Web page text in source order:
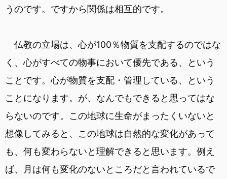
うのです。ですから関係は相互的です。
仏教の立場は、心が100％物質を支配するのではな
く、心がすべての物事において優先である、という
ことです。心が物質を支配・管理している、という
ことになります。が、なんでもできると思ってはな
らないのです。この地球に生命がまったくいないと
想像してみると、この地球は自然的な変化があって
も、何も変わらないと理解できると思います。例え
ば、月は何も変化のないところだと言われているで